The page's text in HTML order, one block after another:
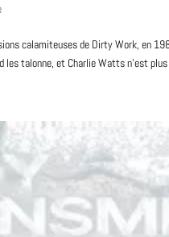
calamiteuses de Dirty Work, en
les talonne, et Charlie Watts n’est